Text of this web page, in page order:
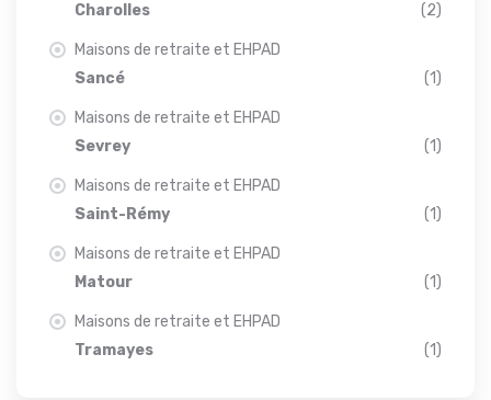
Charolles
(2)
Maisons de retraite et EHPAD
Sancé
(1)
Maisons de retraite et EHPAD
Sevrey
(1)
Maisons de retraite et EHPAD
Saint-Rémy
(1)
Maisons de retraite et EHPAD
Matour
(1)
Maisons de retraite et EHPAD
Tramayes
(1)